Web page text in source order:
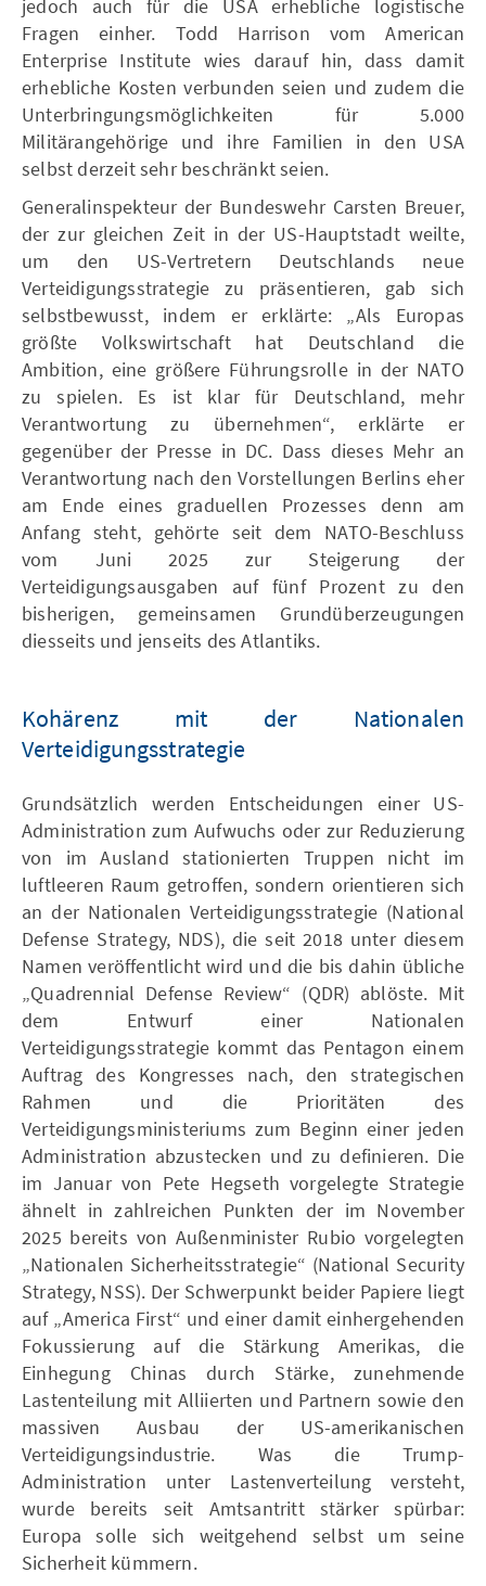
jedoch auch für die USA erhebliche logistische
Fragen einher. Todd Harrison vom American
Enterprise Institute wies darauf hin, dass damit
erhebliche Kosten verbunden seien und zudem die
Unterbringungsmöglichkeiten für 5.000
Militärangehörige und ihre Familien in den USA
selbst derzeit sehr beschränkt seien.
Generalinspekteur der Bundeswehr Carsten Breuer,
der zur gleichen Zeit in der US-Hauptstadt weilte,
um den US-Vertretern Deutschlands neue
Verteidigungsstrategie zu präsentieren, gab sich
selbstbewusst, indem er erklärte: „Als Europas
größte Volkswirtschaft hat Deutschland die
Ambition, eine größere Führungsrolle in der NATO
zu spielen. Es ist klar für Deutschland, mehr
Verantwortung zu übernehmen“, erklärte er
gegenüber der Presse in DC. Dass dieses Mehr an
Verantwortung nach den Vorstellungen Berlins eher
am Ende eines graduellen Prozesses denn am
Anfang steht, gehörte seit dem NATO-Beschluss
vom Juni 2025 zur Steigerung der
Verteidigungsausgaben auf fünf Prozent zu den
bisherigen, gemeinsamen Grundüberzeugungen
diesseits und jenseits des Atlantiks.
Kohärenz mit der Nationalen
Verteidigungsstrategie
Grundsätzlich werden Entscheidungen einer US-
Administration zum Aufwuchs oder zur Reduzierung
von im Ausland stationierten Truppen nicht im
luftleeren Raum getroffen, sondern orientieren sich
an der Nationalen Verteidigungsstrategie (National
Defense Strategy, NDS), die seit 2018 unter diesem
Namen veröffentlicht wird und die bis dahin übliche
„Quadrennial Defense Review“ (QDR) ablöste. Mit
dem Entwurf einer Nationalen
Verteidigungsstrategie kommt das Pentagon einem
Auftrag des Kongresses nach, den strategischen
Rahmen und die Prioritäten des
Verteidigungsministeriums zum Beginn einer jeden
Administration abzustecken und zu definieren. Die
im Januar von Pete Hegseth vorgelegte Strategie
ähnelt in zahlreichen Punkten der im November
2025 bereits von Außenminister Rubio vorgelegten
„Nationalen Sicherheitsstrategie“ (National Security
Strategy, NSS). Der Schwerpunkt beider Papiere liegt
auf „America First“ und einer damit einhergehenden
Fokussierung auf die Stärkung Amerikas, die
Einhegung Chinas durch Stärke, zunehmende
Lastenteilung mit Alliierten und Partnern sowie den
massiven Ausbau der US-amerikanischen
Verteidigungsindustrie. Was die Trump-
Administration unter Lastenverteilung versteht,
wurde bereits seit Amtsantritt stärker spürbar:
Europa solle sich weitgehend selbst um seine
Sicherheit kümmern.